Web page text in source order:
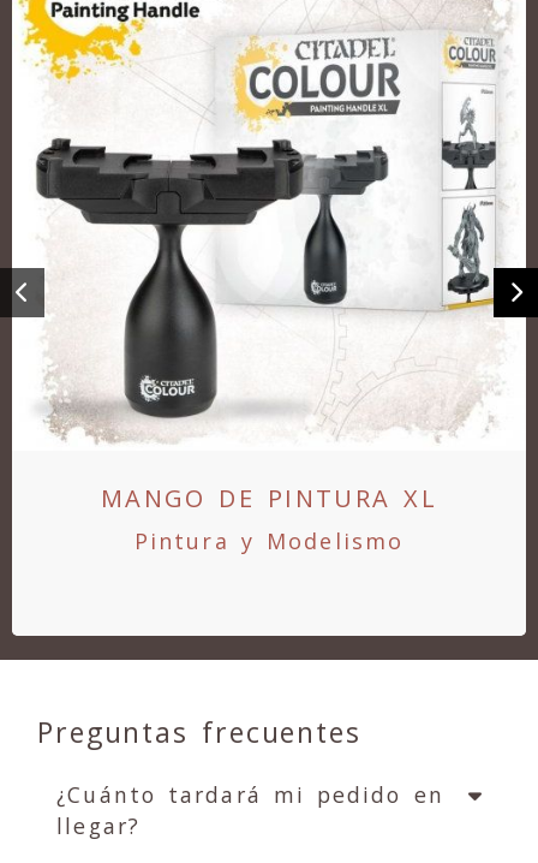
MANGO DE PINTURA XL
Pintura y Modelismo
Anterior
Preguntas frecuentes
¿Cuánto tardará mi pedido en
llegar?